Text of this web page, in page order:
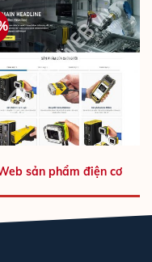
sản phẩm điện cơ